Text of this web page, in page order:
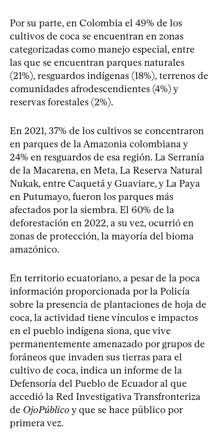
Por su parte, en Colombia el 49% de los
cultivos de coca se encuentran en zonas
categorizadas como manejo especial, entre
las que se encuentran parques naturales
(21%), resguardos indígenas (18%), terrenos de
comunidades afrodescendientes (4%) y
reservas forestales (2%).
En 2021, 37% de los cultivos se concentraron
en parques de la Amazonia colombiana y
24% en resguardos de esa región. La Serranía
de la Macarena, en Meta, La Reserva Natural
Nukak, entre Caquetá y Guaviare, y La Paya
en Putumayo, fueron los parques más
afectados por la siembra. El 60% de la
deforestación en 2022, a su vez, ocurrió en
zonas de protección, la mayoría del bioma
amazónico.
En territorio ecuatoriano, a pesar de la poca
información proporcionada por la Policía
sobre la presencia de plantaciones de hoja de
coca, la actividad tiene vínculos e impactos
en el pueblo indígena siona, que vive
permanentemente amenazado por grupos de
foráneos que invaden sus tierras para el
cultivo de coca, indica un informe de la
Defensoría del Pueblo de Ecuador al que
accedió la Red Investigativa Transfronteriza
de OjoPúblico y que se hace público por
primera vez.